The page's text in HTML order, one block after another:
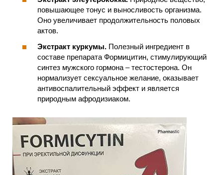
повышающее тонус и выносливость организма.
Оно увеличивает продолжительность половых
актов.
Экстракт куркумы. Полезный ингредиент в
составе препарата Формицитин, стимулирующий
синтез мужского гормона – тестостерона. Он
нормализует сексуальное желание, оказывает
антивоспалительный эффект и является
природным афродизиаком.